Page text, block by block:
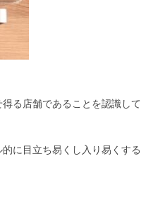
る店舗であることを認識し
に目立ち易くし入り易くす